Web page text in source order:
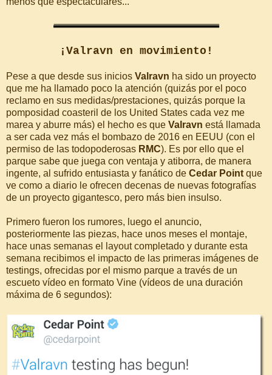
¡Valravn en movimiento!
Pese a que desde sus inicios Valravn ha sido un proyecto
que me ha llamado poco la atención (quizás por el poco
reclamo en sus medidas/prestaciones, quizás porque la
pomposidad coasteril de los United States cada vez me
marea y aburre más) el hecho es que Valravn está llamada
a ser cada vez más el bombazo de 2016 en EEUU (con el
permiso de las todopoderosas RMC). Es por ello que el
parque sabe que juega con ventaja y atiborra, de manera
ingente, al sufrido entusiasta y fanático de Cedar Point que
ve como a diario le ofrecen decenas de nuevas fotografías
de un proyecto gigantesco, pero más bien insulso.
Primero fueron los rumores, luego el anuncio,
posteriormente las piezas, hace unos meses el montaje,
hace unas semanas el layout completado y durante esta
semana recibimos el impacto de las primeras imágenes de
testings, ofrecidas por el mismo parque a través de un
escueto vídeo en formato Vine (vídeos de una duración
máxima de 6 segundos):